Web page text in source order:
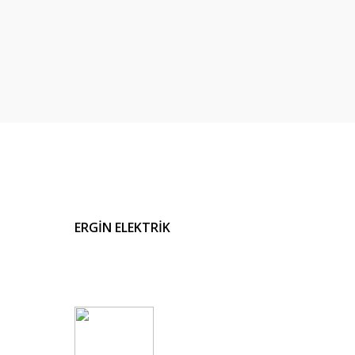
ERGİN ELEKTRİK